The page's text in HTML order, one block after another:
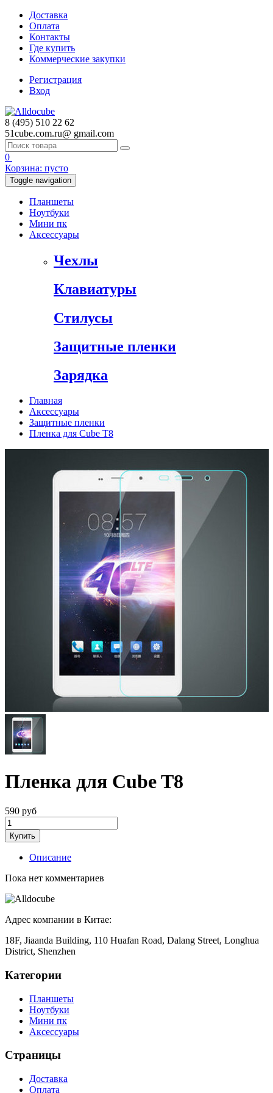
Доставка
Оплата
Контакты
Где купить
Коммерческие закупки
Регистрация
Вход
8 (495) 510 22 62
51cube.com.ru@ gmail.com
0
Корзина: пусто
Toggle navigation
Планшеты
Ноутбуки
Мини пк
Аксессуары
Чехлы
Клавиатуры
Стилусы
Защитные пленки
Зарядка
Главная
Аксессуары
Защитные пленки
Пленка для Cube T8
Пленка для Cube T8
590 руб
Купить
Описание
Пока нет комментариев
Адрес компании в Китае:
18F, Jiaanda Building, 110 Huafan Road, Dalang Street, Longhua
District, Shenzhen
Категории
Планшеты
Ноутбуки
Мини пк
Аксессуары
Страницы
Доставка
Оплата